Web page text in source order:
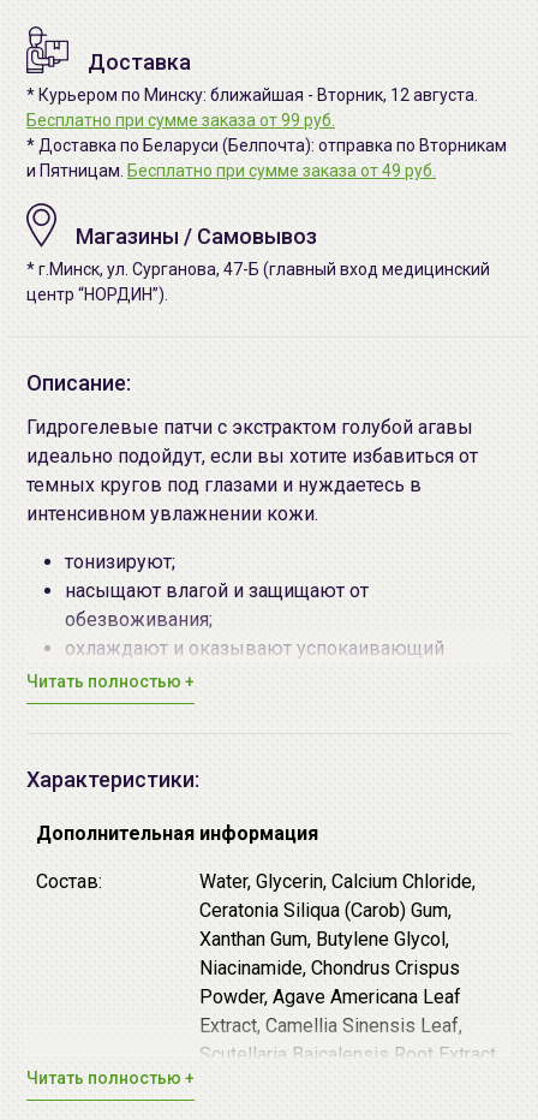
Доставка
* Курьером по Минску: ближайшая - Вторник, 12 августа.
Бесплатно при сумме заказа от 99 руб.
* Доставка по Беларуси (Белпочта): отправка по Вторникам
и Пятницам. Бесплатно при сумме заказа от 49 руб.
Магазины / Самовывоз
* г.Минск, ул. Сурганова, 47-Б (главный вход медицинский
центр “НОРДИН”).
Описание:
Гидрогелевые патчи с экстрактом голубой агавы
идеально подойдут, если вы хотите избавиться от
темных кругов под глазами и нуждаетесь в
интенсивном увлажнении кожи.
тонизируют;
насыщают влагой и защищают от
обезвоживания;
охлаждают и оказывают успокаивающий
эффект;
запускают процессы регенерации и
восстанавливают кожу;
вид.
Основные действующие компоненты:
Ниацинамид
- ускоряет процесс обновления
клеток, уменьшает количество морщинок,
увлажняет и сужает поры, защищает от действия
свободных радикалов.
Экстракт голубой агавы - обладает
обеззараживающим и антисептическим
действием, ускоряет заживление воспалений и
снимает зуд.
Читать полностью +
Характеристики:
Дополнительная информация
Состав:
Water, Glycerin, Calcium Chloride,
Ceratonia Siliqua (Carob) Gum,
Xanthan Gum, Butylene Glycol,
Niacinamide, Chondrus Crispus
Powder, Agave Americana Leaf
Extract, Camellia Sinensis Leaf,
Scutellaria Baicalensis Root Extract,
Читать полностью +